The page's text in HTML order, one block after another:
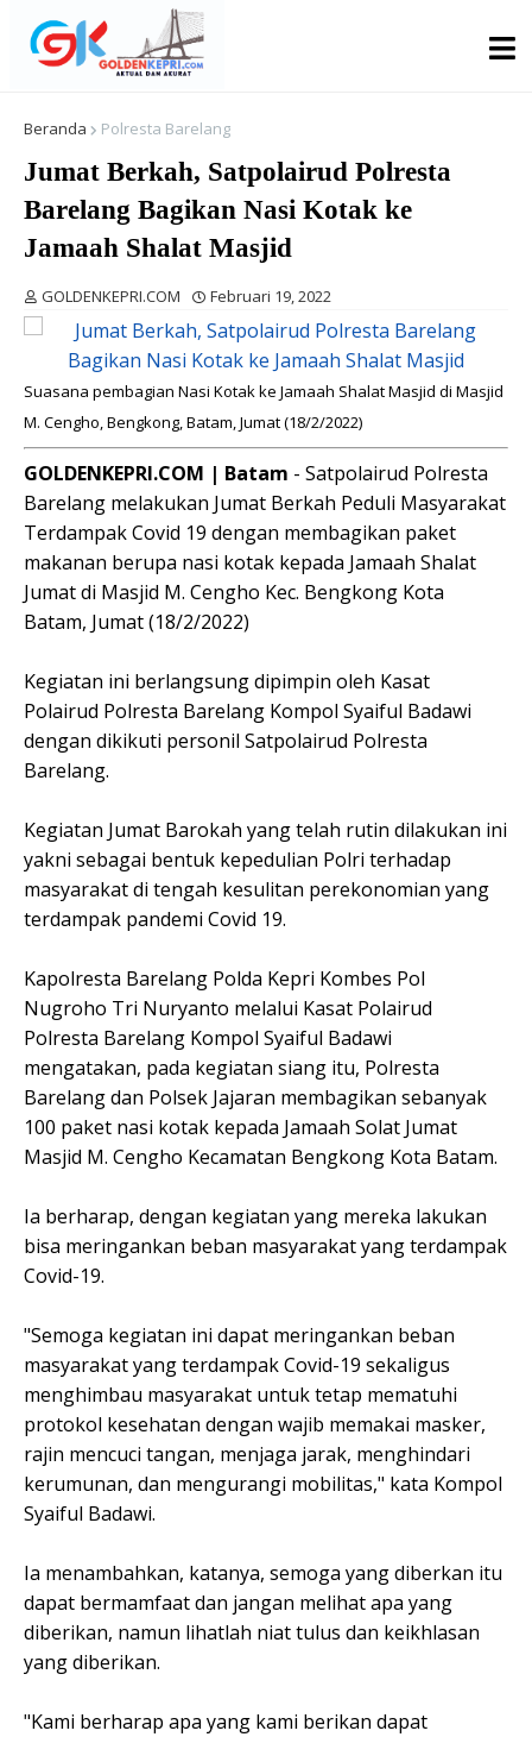
Beranda Polresta Barelang
Jumat Berkah, Satpolairud Polresta
Barelang Bagikan Nasi Kotak ke
Jamaah Shalat Masjid
GOLDENKEPRI.COM Februari 19, 2022
Suasana pembagian Nasi Kotak ke Jamaah Shalat Masjid di Masjid
M. Cengho, Bengkong, Batam, Jumat (18/2/2022)
GOLDENKEPRI.COM | Batam - Satpolairud Polresta
Barelang melakukan Jumat Berkah Peduli Masyarakat
Terdampak Covid 19 dengan membagikan paket
makanan berupa nasi kotak kepada Jamaah Shalat
Jumat di Masjid M. Cengho Kec. Bengkong Kota
Batam, Jumat (18/2/2022)
Kegiatan ini berlangsung dipimpin oleh Kasat
Polairud Polresta Barelang Kompol Syaiful Badawi
dengan dikikuti personil Satpolairud Polresta
Barelang.
Kegiatan Jumat Barokah yang telah rutin dilakukan ini
yakni sebagai bentuk kepedulian Polri terhadap
masyarakat di tengah kesulitan perekonomian yang
terdampak pandemi Covid 19.
Kapolresta Barelang Polda Kepri Kombes Pol
Nugroho Tri Nuryanto melalui Kasat Polairud
Polresta Barelang Kompol Syaiful Badawi
mengatakan, pada kegiatan siang itu, Polresta
Barelang dan Polsek Jajaran membagikan sebanyak
100 paket nasi kotak kepada Jamaah Solat Jumat
Masjid M. Cengho Kecamatan Bengkong Kota Batam.
Ia berharap, dengan kegiatan yang mereka lakukan
bisa meringankan beban masyarakat yang terdampak
Covid-19.
"Semoga kegiatan ini dapat meringankan beban
masyarakat yang terdampak Covid-19 sekaligus
menghimbau masyarakat untuk tetap mematuhi
protokol kesehatan dengan wajib memakai masker,
rajin mencuci tangan, menjaga jarak, menghindari
kerumunan, dan mengurangi mobilitas," kata Kompol
Syaiful Badawi.
Ia menambahkan, katanya, semoga yang diberkan itu
dapat bermamfaat dan jangan melihat apa yang
diberikan, namun lihatlah niat tulus dan keikhlasan
yang diberikan.
"Kami berharap apa yang kami berikan dapat